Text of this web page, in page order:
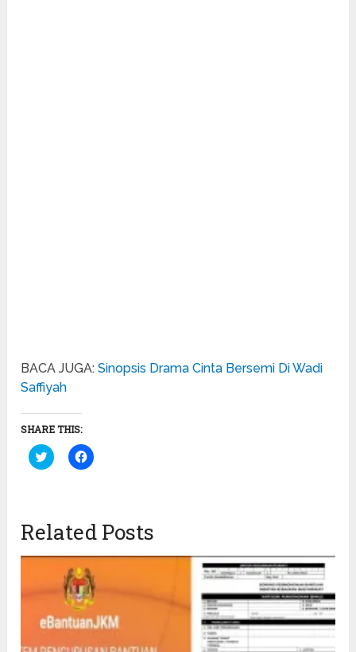
BACA JUGA:Sinopsis Drama Cinta Bersemi Di Wadi
Saffiyah
SHARE THIS:
Click
to
new
window)
Click
to
new
window)
Related Posts